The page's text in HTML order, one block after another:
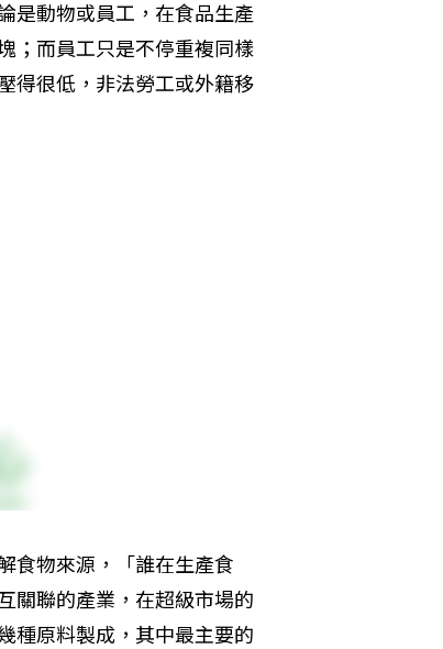
是動物或員工，在食品生產
；而員工只是不停重複同樣
得很低，非法勞工或外籍移
食物來源，「誰在生產食
關聯的產業，在超級市場的
種原料製成，其中最主要的